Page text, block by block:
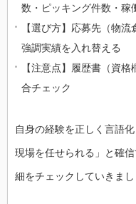
数・ピッキング件数・稼
【選び方】応募先（物
強調実績を入れ替える
【注意点】履歴書（資
合チェック
自身の経験を正しく言語
現場を任せられる」と確
細をチェックしていきまし